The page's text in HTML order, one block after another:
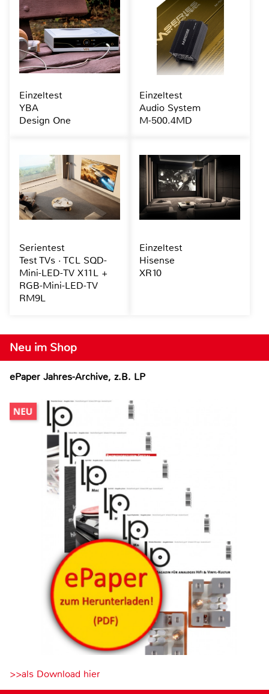
Neu im Shop
ePaper Jahres-Archive, z.B. LP
>>als Download hier
Einzeltest
YBA
Design One
Einzeltest
Audio System
M-500.4MD
Serientest
Test TVs · TCL SQD-
Mini-LED-TV X11L +
RGB-Mini-LED-TV
RM9L
Einzeltest
Hisense
XR10